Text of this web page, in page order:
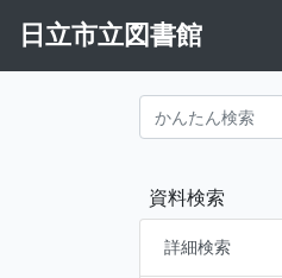
日立市立図書館
資料検索
詳細検索